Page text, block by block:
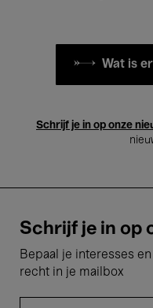
Wat is
Schrijf je in op onze
Schrijf je in op
Bepaal je interesses
recht in je mailbox